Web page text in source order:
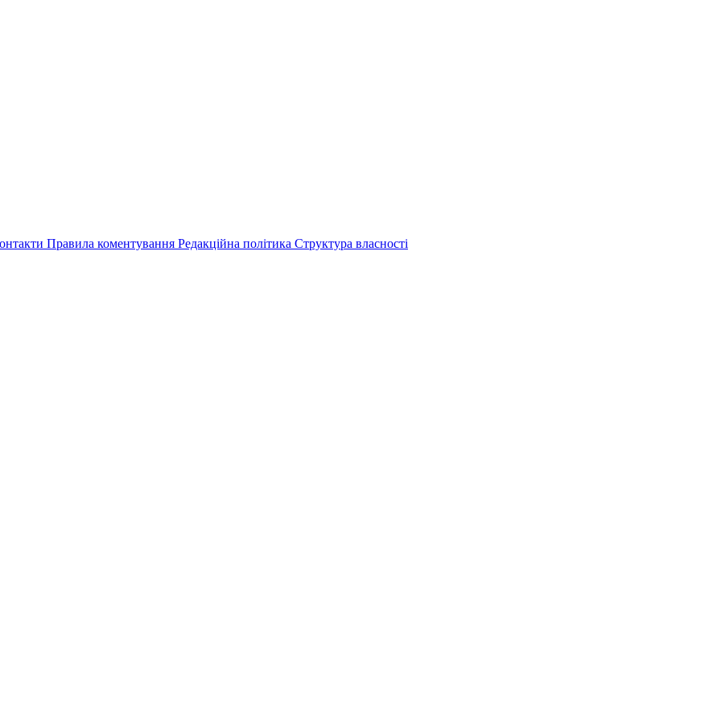
Правила коментування Редакційна політика Структура власності